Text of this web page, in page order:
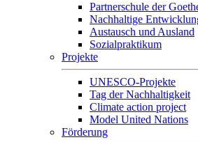
Partnerschule der
Nachhaltige
Austausch und Ausland
Sozialpraktikum
Projekte
UNESCO-Projekte
Tag der Nachhaltigkeit
Climate action project
Model United Nations
Förderung